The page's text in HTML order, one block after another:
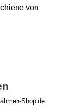
von
Shop.de